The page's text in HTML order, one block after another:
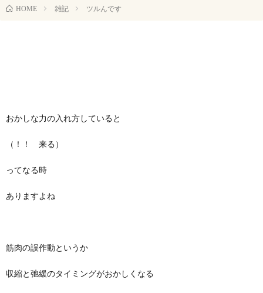
HOME 雑記 ツルんです
おかしな力の入れ方していると
（！！ 来る）
ってなる時
ありますよね
筋肉の誤作動というか
収縮と弛緩のタイミングがおかしくなる